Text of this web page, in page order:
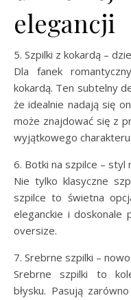
elegancji
5. Szpilki z kokardą –
Dla fanek
kokardą. Ten subtelny
że idealnie nadają się
może znajdować się z
wyjątkowego charakteru.
6. Botki na szpilce – styl
Nie tylko klasyczne
szpilce to świetna
eleganckie i doskonale
oversize.
7. Srebrne szpilki –
Srebrne szpilki to
błysku. Pasują